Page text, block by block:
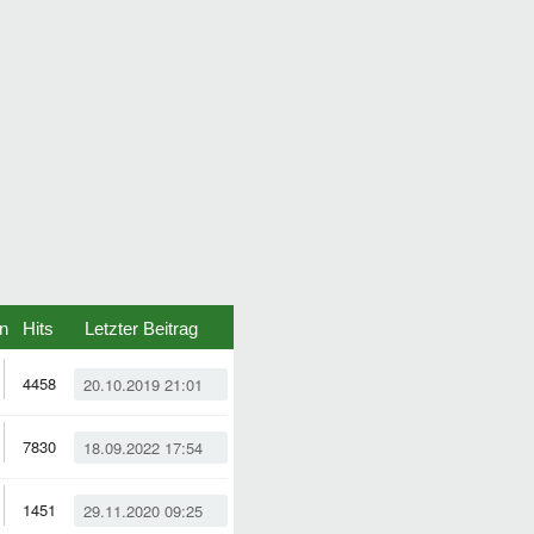
Hits Letzter Beitrag
20.10.2019 21:01
4458
18.09.2022 17:54
7830
29.11.2020 09:25
1451